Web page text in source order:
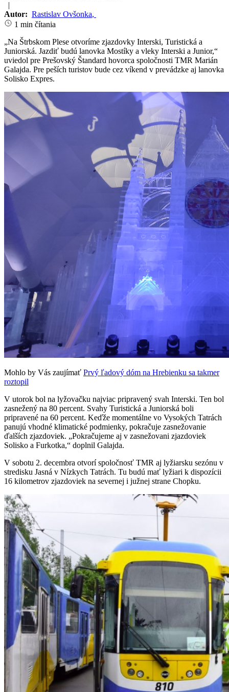
|
Autor: Rastislav Ovšonka,
1 min čítania
„Na Štrbskom Plese otvoríme zjazdovky Interski, Turistická a
Juniorská. Jazdiť budú lanovka Mostíky a vleky Interski a Junior,“
uviedol pre Prešovský Štandard hovorca spoločnosti TMR Marián
Galajda. Pre peších turistov bude cez víkend v prevádzke aj lanovka
Solisko Expres.
Mohlo by Vás zaujímať Prvý ľadový dóm na Hrebienku sa takmer
roztopil
V utorok bol na lyžovačku najviac pripravený svah Interski. Ten bol
zasnežený na 80 percent. Svahy Turistická a Juniorská boli
pripravené na 60 percent. Keďže momentálne vo Vysokých Tatrách
panujú vhodné klimatické podmienky, pokračuje zasnežovanie
ďalších zjazdoviek. „Pokračujeme aj v zasnežovani zjazdoviek
Solisko a Furkotka,“ doplnil Galajda.
V sobotu 2. decembra otvorí spoločnosť TMR aj lyžiarsku sezónu v
stredisku Jasná v Nízkych Tatrách. Tu budú mať lyžiari k dispozícii
16 kilometrov zjazdoviek na severnej i južnej strane Chopku.